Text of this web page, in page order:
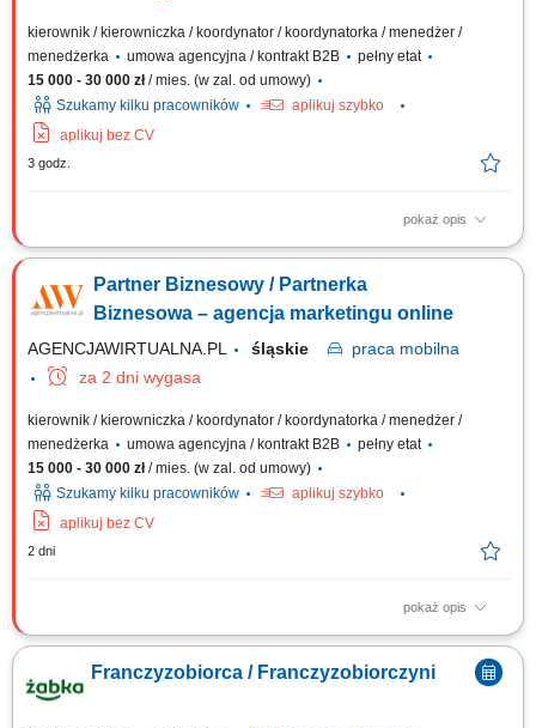
kierownik / kierowniczka / koordynator / koordynatorka / menedżer /
menedżerka
umowa agencyjna / kontrakt B2B
pełny etat
15 000 - 30 000 zł/ mies. (w zal. od umowy)
Szukamy kilku pracowników
aplikuj szybko
aplikuj bez CV
3 godz.
pokaż opis
Zakres działania prowadzenie własnej działalności w modelu
oraz obsługa klientów biznesowych; sprzedaż usług marketingu
internetowego (strony WWW, sklepy internetowe, social media, SEO/SEM,
Partner Biznesowy / Partnerka
Biznesowa – agencja marketingu online
AGENCJAWIRTUALNA.PL śląskie praca mobilna
za 2 dni wygasa
kierownik / kierowniczka / koordynator / koordynatorka / menedżer /
menedżerka
umowa agencyjna / kontrakt B2B
pełny etat
15 000 - 30 000 zł/ mies. (w zal. od umowy)
Szukamy kilku pracowników
aplikuj szybko
aplikuj bez CV
2 dni
pokaż opis
Zakres działania: rozwijanie własnej działalności w branży marketingu
biznesowych i budowanie długofalowych relacji; sprzedaż usług takich
jak: strony internetowe, sklepy online, SEO/SEM, kampanie social media,
Franczyzobiorca / Franczyzobiorczyni